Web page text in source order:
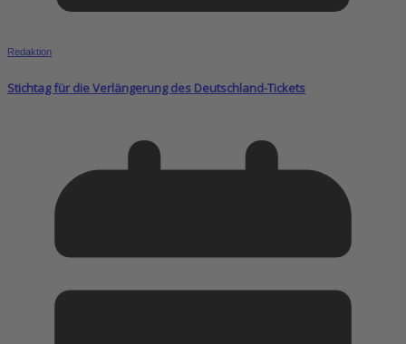
Redaktion
Stichtag für die Verlängerung des Deutschland-Tickets